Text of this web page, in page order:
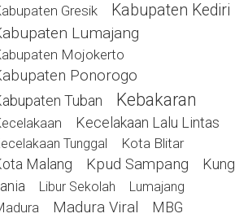
Gresik
Kabupaten Kediri
Lumajang
Mojokerto
Ponorogo
Tuban Kebakaran
Kecelakaan Lalu Lintas
Tunggal Kota Blitar
Malang Kpud Sampang
Kung
Libur Sekolah Lumajang
Madura Viral MBG